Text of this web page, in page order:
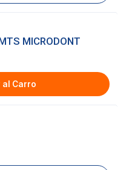
MICRODONT
al Carro